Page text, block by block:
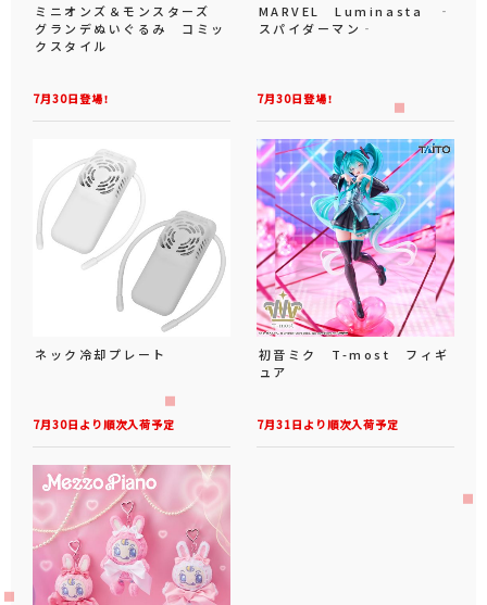
7月30日登場！
ミニオンズ＆モンスターズ
グランデぬいぐるみ コミッ
クスタイル
7月30日登場！
MARVEL Luminasta ‐
スパイダーマン‐
7月30日より順次入荷予定
ネック冷却プレート
7月31日より順次入荷予定
初音ミク T-most フィギ
ュア